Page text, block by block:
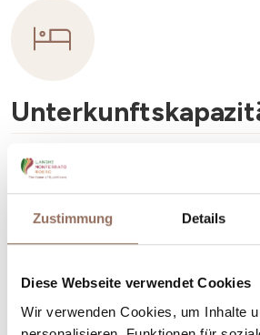
Zustimmung Details
Diese Webseite verwendet Cookies
Wir verwenden Cookies, um Inhalte
Rooms number:
Anzahl Badezimmer:24
Beds number: